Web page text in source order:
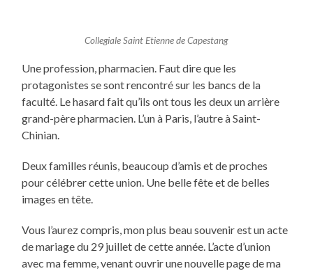
Collegiale Saint Etienne de Capestang
Une profession, pharmacien. Faut dire que les
protagonistes se sont rencontré sur les bancs de la
faculté. Le hasard fait qu’ils ont tous les deux un arrière
grand-père pharmacien. L’un à Paris, l’autre à Saint-
Chinian.
Deux familles réunis, beaucoup d’amis et de proches
pour célébrer cette union. Une belle fête et de belles
images en tête.
Vous l’aurez compris, mon plus beau souvenir est un acte
de mariage du 29 juillet de cette année. L’acte d’union
avec ma femme, venant ouvrir une nouvelle page de ma